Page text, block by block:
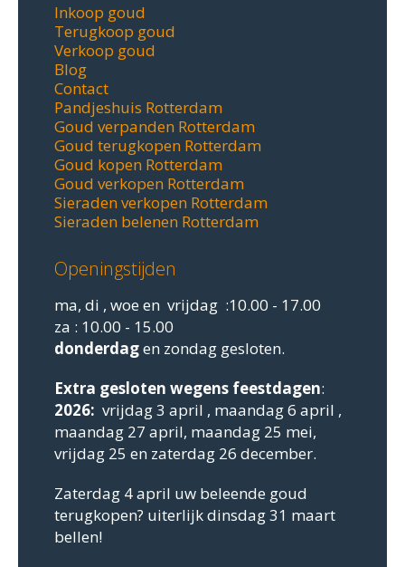
Inkoop goud
Terugkoop goud
Verkoop goud
Blog
Contact
Pandjeshuis Rotterdam
Goud verpanden Rotterdam
Goud terugkopen Rotterdam
Goud kopen Rotterdam
Goud verkopen Rotterdam
Sieraden verkopen Rotterdam
Sieraden belenen Rotterdam
Openingstijden
ma, di , woe en vrijdag :10.00 - 17.00
za : 10.00 - 15.00
donderdagen zondag gesloten.
Extra gesloten wegens feestdagen:
2026: vrijdag 3 april , maandag 6 april ,
maandag 27 april, maandag 25 mei,
vrijdag 25 en zaterdag 26 december.
Zaterdag 4 april uw beleende goud
terugkopen? uiterlijk dinsdag 31 maart
bellen!